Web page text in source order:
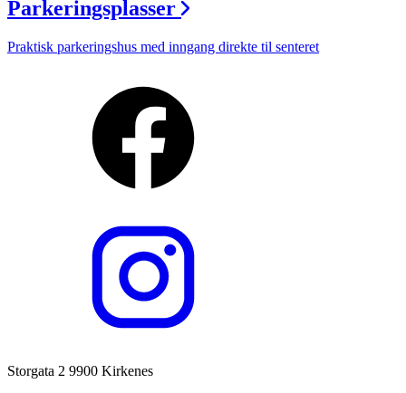
Parkeringsplasser
Praktisk parkeringshus med inngang direkte til senteret
Storgata 2 9900 Kirkenes